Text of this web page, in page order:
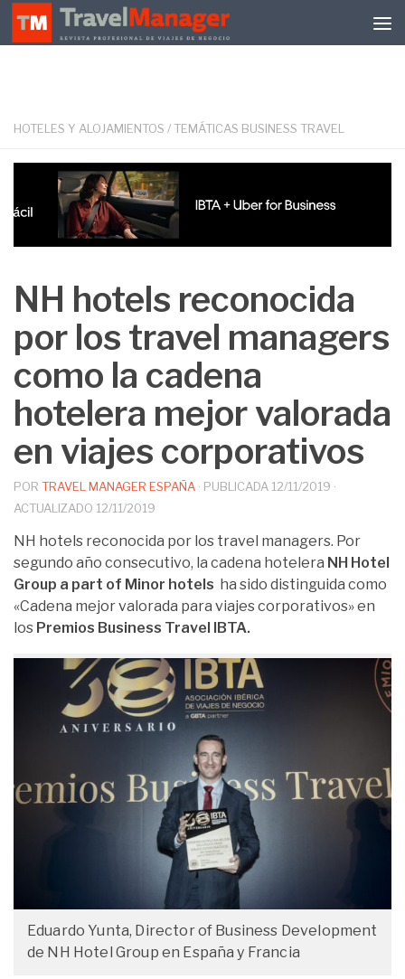
Debajo del contenido
HOTELES Y ALOJAMIENTOS / TEMÁTICAS BUSINESS TRAVEL
NH hotels reconocida
por los travel managers
como la cadena
hotelera mejor valorada
en viajes corporativos
POR TRAVEL MANAGER ESPAÑA · PUBLICADA 12/11/2019 ·
ACTUALIZADO 12/11/2019
NH hotels reconocida por los travel managers. Por
segundo año consecutivo, la cadena hotelera NH Hotel
Group a part of Minor hotels ha sido distinguida como
«Cadena mejor valorada para viajes corporativos» en
los Premios Business Travel IBTA.
Eduardo Yunta, Director of Business Development
de NH Hotel Group en España y Francia